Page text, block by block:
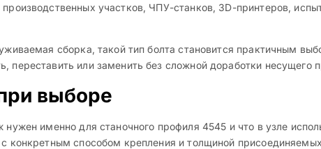
участков, ЧПУ-станков, 3D-принтеров,
сборка, такой тип болта становится практичным
переставить или заменить без сложной доработки несущего
выборе
именно для станочного профиля 4545 и что в узле
конкретным способом крепления и толщиной